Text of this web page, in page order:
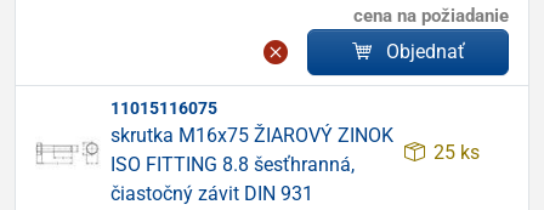
cena na požiadanie
Objednať
11015116075
skrutka M16x75 ŽIAROVÝ ZINOK
ISO FITTING 8.8 šesťhranná,
čiastočný závit DIN 931
25 ks